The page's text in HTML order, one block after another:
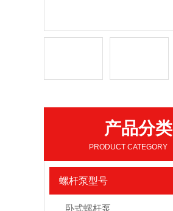
产品分类
PRODUCT CATEGORY
螺杆泵型号
卧式螺杆泵